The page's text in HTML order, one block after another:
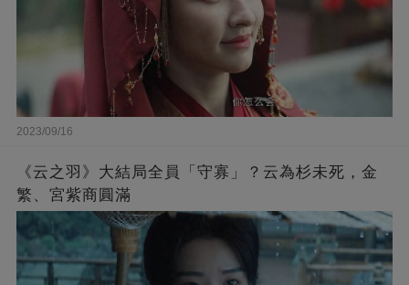
2023/09/16
《云之羽》大結局全員「守寡」？云為杉未死，金
繁、宮紫商圓滿